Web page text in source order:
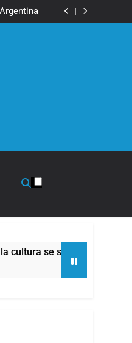
contra la
la
puntos
se sumaron a la marcha